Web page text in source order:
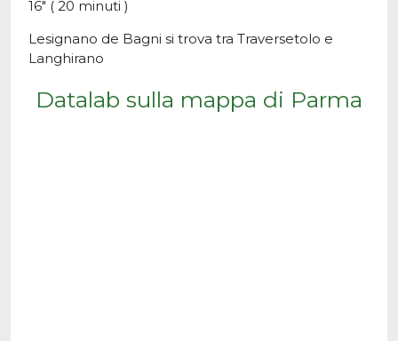
16" ( 20 minuti )
Lesignano de Bagni si trova tra Traversetolo e
Langhirano
Datalab sulla mappa di Parma